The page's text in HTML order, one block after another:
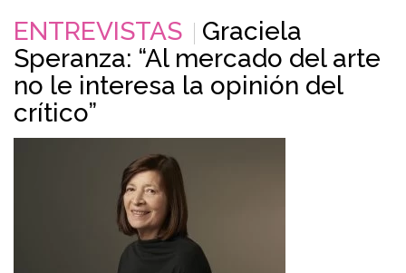
ENTREVISTAS
Graciela
Speranza: “Al mercado del arte
no le interesa la opinión del
crítico”